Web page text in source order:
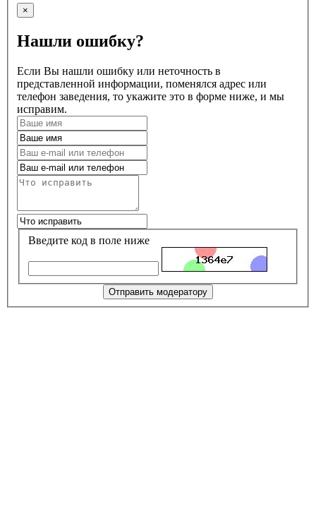
×
Нашли ошибку?
Если Вы нашли ошибку или неточность в
представленной информации, поменялся адрес или
телефон заведения, то укажите это в форме ниже, и мы
исправим.
Введите код в поле ниже
Отправить модератору